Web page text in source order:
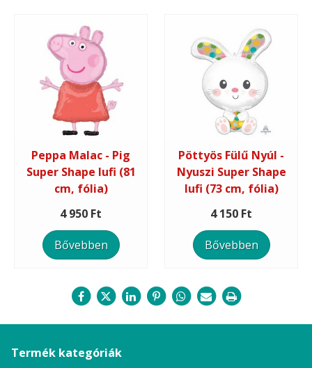
Peppa Malac - Pig
Super Shape lufi (81
cm, fólia)
4 950 Ft
Bővebben
Pöttyös Fülű Nyúl -
Nyuszi Super Shape
lufi (73 cm, fólia)
4 150 Ft
Bővebben
Termék kategóriák